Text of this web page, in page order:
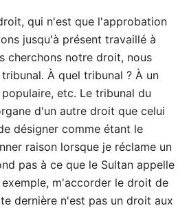
qui n'est que l'approbation
jusqu'à présent travaillé à
cherchons notre droit, nous
À quel tribunal ? À un
etc. Le tribunal du
d'un autre droit que celui
désigner comme étant le
raison lorsque je réclame un
pas à ce que le Sultan appelle
m'accorder le droit de
dernière n'est pas un droit aux